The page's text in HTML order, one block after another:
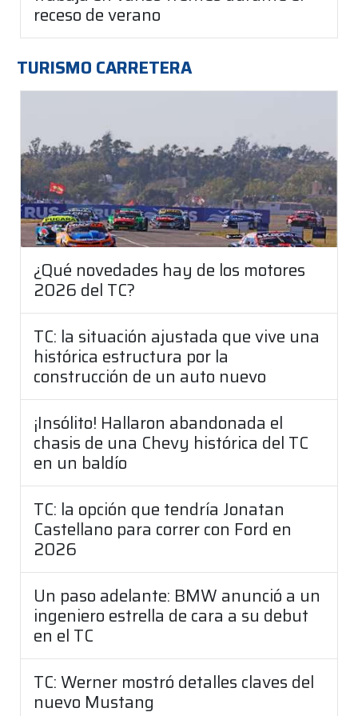
receso de verano
TURISMO CARRETERA
¿Qué novedades hay de los motores
2026 del TC?
TC: la situación ajustada que vive una
histórica estructura por la
construcción de un auto nuevo
¡Insólito! Hallaron abandonada el
chasis de una Chevy histórica del TC
en un baldío
TC: la opción que tendría Jonatan
Castellano para correr con Ford en
2026
Un paso adelante: BMW anunció a un
ingeniero estrella de cara a su debut
en el TC
TC: Werner mostró detalles claves del
nuevo Mustang